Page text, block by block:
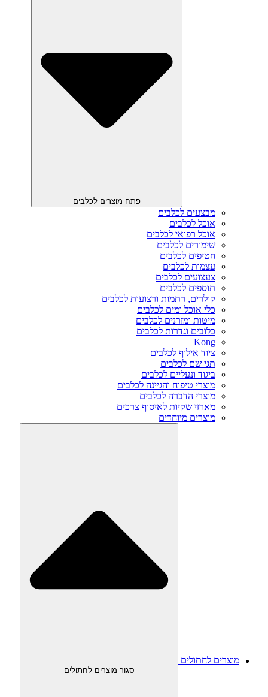
פתח מוצרים לכלבים
מבצעים לכלבים
אוכל לכלבים
אוכל רפואי לכלבים
שימורים לכלבים
חטיפים לכלבים
עצמות לכלבים
צעצועים לכלבים
תוספים לכלבים
קולרים, רתמות ורצועות לכלבים
כלי אוכל ומים לכלבים
מיטות ומזרנים לכלבים
כלובים וגדרות לכלבים
Kong
ציוד אילוף לכלבים
תגי שם לכלבים
ביגוד ונעליים לכלבים
מוצרי טיפוח והגיינה לכלבים
מוצרי הדברה לכלבים
מארזי שקיות לאיסוף צרכים
מוצרים מיוחדים
מוצרים לחתולים
סגור מוצרים לחתולים